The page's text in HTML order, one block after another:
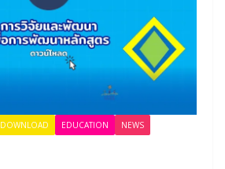
DOWNLOAD EDUCATION NEWS